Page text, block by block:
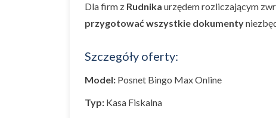
Dla firm z Rudnika urzędem rozliczającym
przygotować wszystkie dokumenty
Szczegóły oferty:
Model: Posnet Bingo Max Online
Typ: Kasa Fiskalna